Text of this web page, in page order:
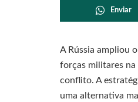
Enviar
A Rússia ampliou
forças militares na
conflito. A
uma alternativa